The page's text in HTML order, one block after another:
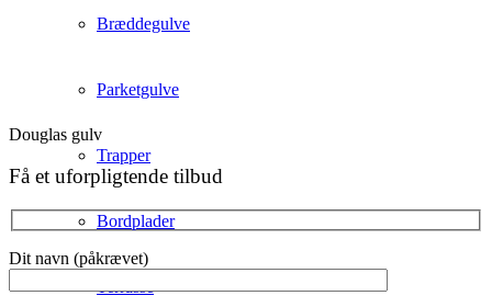
Bræddegulve
Parketgulve
Trapper
Bordplader
Terrasse
Douglas gulv
Få et uforpligtende tilbud
Dit navn (påkrævet)